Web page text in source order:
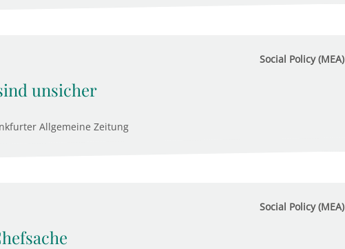
Social Policy (MEA)
unsicher
Allgemeine Zeitung
Social Policy (MEA)